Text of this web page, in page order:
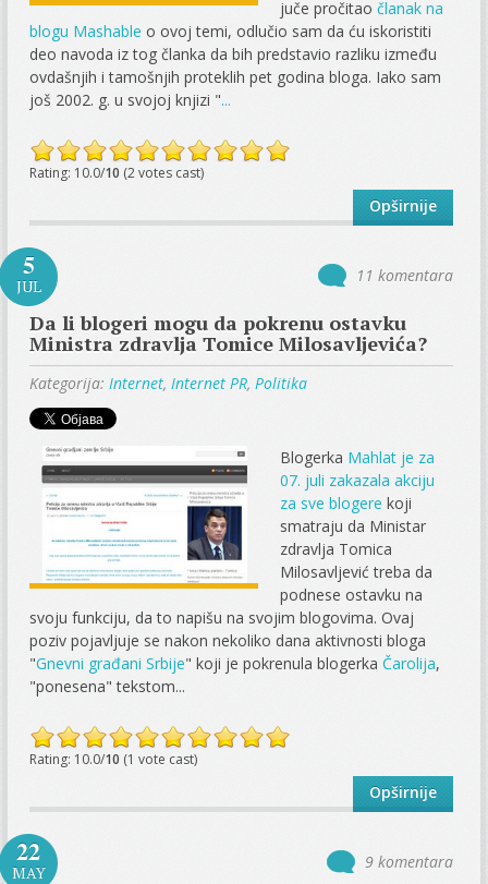
juče pročitaočlanak na
blogu Mashable o ovoj temi, odlučio sam da ću iskoristiti
deo navoda iz tog članka da bih predstavio razliku između
ovdašnjih i tamošnjih proteklih pet godina bloga. Iako sam
još 2002. g. u svojoj knjizi "...
Rating: 10.0/10 (2 votes cast)
Opširnije
5
JUL
11 komentara
Da li blogeri mogu da pokrenu ostavku
Ministra zdravlja Tomice Milosavljevića?
Kategorija: Internet,Internet PR, Politika
Blogerka Mahlat je za
07. juli zakazala akciju
za sve blogere koji
smatraju da Ministar
zdravlja Tomica
Milosavljević treba da
podnese ostavku na
svoju funkciju, da to napišu na svojim blogovima. Ovaj
poziv pojavljuje se nakon nekoliko dana aktivnosti bloga
"Gnevni građani Srbije" koji je pokrenula blogerkaČarolija,
"ponesena" tekstom...
Rating: 10.0/10 (1 vote cast)
Opširnije
22
MAY
9 komentara